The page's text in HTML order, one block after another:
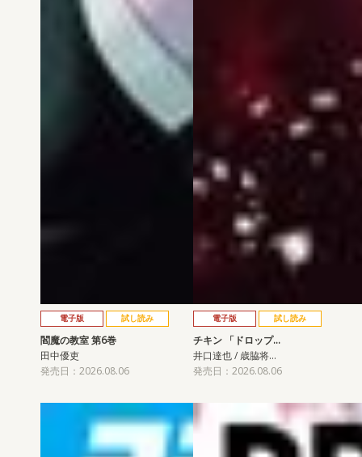
電子版 試し読み
閻魔の教室 第6巻
田中優吏
発売日：2026.08.06
電子版 試し読み
チキン 「ドロップ…
井口達也 / 歳脇将…
発売日：2026.08.06